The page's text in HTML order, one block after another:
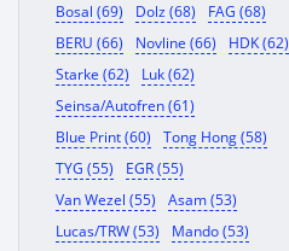
Bosal (69)
Dolz (68)
FAG (68)
BERU (66)
Novline (66)
HDK (62)
Starke (62)
Luk (62)
Seinsa/Autofren (61)
Blue Print (60)
Tong Hong (58)
TYG (55)
EGR (55)
Van Wezel (55)
Asam (53)
Lucas/TRW (53)
Mando (53)